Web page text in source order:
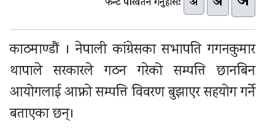
काठमाण्डौं । नेपाली कांग्रेसका सभापति गगनकुमार
थापाले सरकारले गठन गरेको सम्पत्ति छानबिन
आयोगलाई आफ्नो सम्पत्ति विवरण बुझाएर सहयोग गर्ने
बताएका छन्।